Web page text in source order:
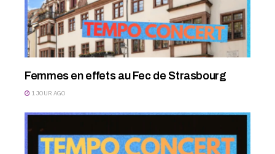
Femmes en effets au Fec de Strasbourg
1 JOUR AGO